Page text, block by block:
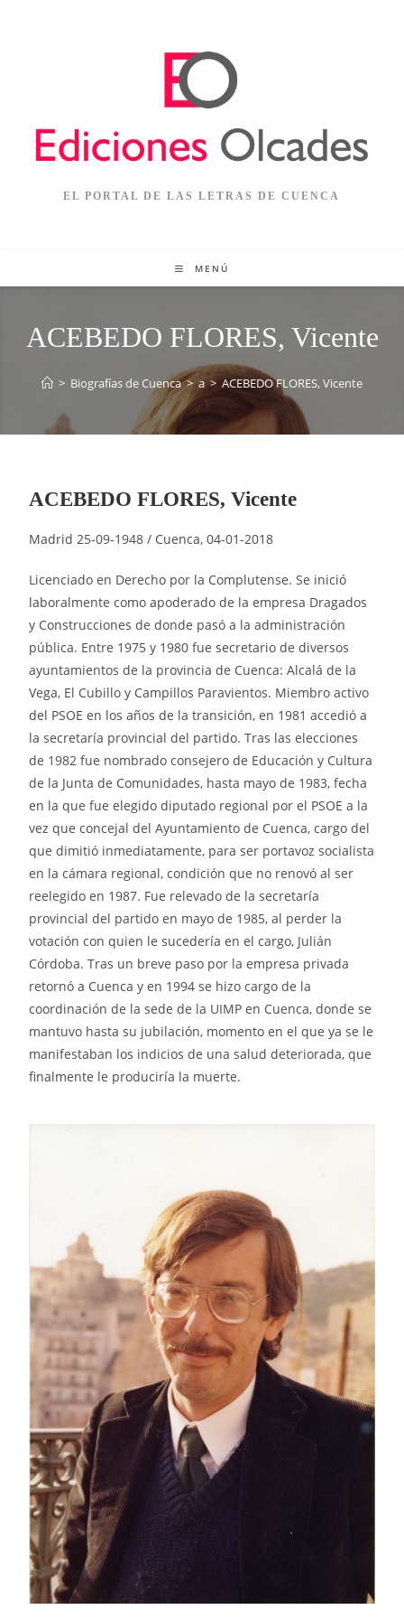
EL PORTAL DE LAS LETRAS DE CUENCA
MENÚ
ACEBEDO FLORES, Vicente
> Biografías de Cuenca > a > ACEBEDO FLORES, Vicente
ACEBEDO FLORES, Vicente
Madrid 25‑09‑1948 / Cuenca, 04-01-2018
Licenciado en Derecho por la Complutense. Se inició
laboralmente como apoderado de la empresa Dragados
y Construcciones de donde pasó a la administración
pública. Entre 1975 y 1980 fue secretario de diversos
ayuntamientos de la provincia de Cuenca: Alcalá de la
Vega, El Cubillo y Campillos Paravientos. Miembro activo
del PSOE en los años de la transición, en 1981 accedió a
la secretaría provincial del partido. Tras las elecciones
de 1982 fue nombrado consejero de Educación y Cultura
de la Junta de Comunidades, hasta mayo de 1983, fecha
en la que fue elegido diputado regional por el PSOE a la
vez que concejal del Ayuntamiento de Cuenca, cargo del
que dimitió inmediatamente, para ser portavoz socialista
en la cámara regional, condición que no renovó al ser
reelegido en 1987. Fue relevado de la secretaría
provincial del partido en mayo de 1985, al perder la
votación con quien le sucedería en el cargo, Julián
Córdoba. Tras un breve paso por la empresa privada
retornó a Cuenca y en 1994 se hizo cargo de la
coordinación de la sede de la UIMP en Cuenca, donde se
mantuvo hasta su jubilación, momento en el que ya se le
manifestaban los indicios de una salud deteriorada, que
finalmente le produciría la muerte.